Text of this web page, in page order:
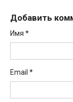
Добавить
Имя *
Email *